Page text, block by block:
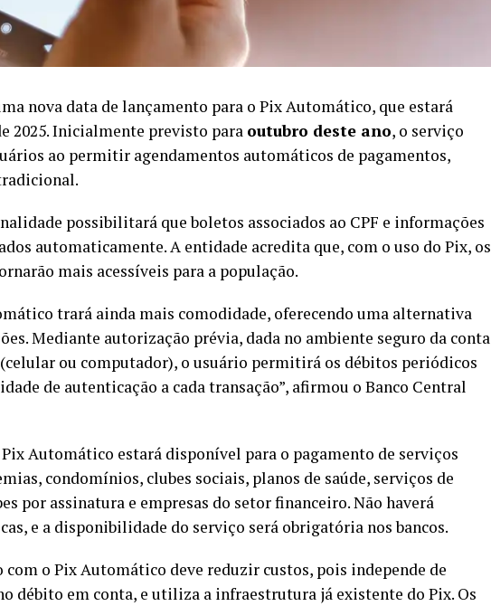
nova data de lançamento para o Pix Automático, que estará
2025. Inicialmente previsto para outubro deste ano, o serviço
ao permitir agendamentos automáticos de pagamentos,
possibilitará que boletos associados ao CPF e informações
automaticamente. A entidade acredita que, com o uso do Pix, os
mais acessíveis para a população.
trará ainda mais comodidade, oferecendo uma alternativa
Mediante autorização prévia, dada no ambiente seguro da conta
ou computador), o usuário permitirá os débitos periódicos
de autenticação a cada transação”, afirmou o Banco Central
Automático estará disponível para o pagamento de serviços
condomínios, clubes sociais, planos de saúde, serviços de
por assinatura e empresas do setor financeiro. Não haverá
e a disponibilidade do serviço será obrigatória nos bancos.
com o Pix Automático deve reduzir custos, pois independe de
débito em conta, e utiliza a infraestrutura já existente do Pix. Os